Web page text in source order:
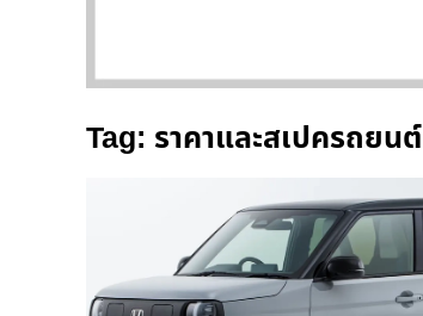
Tag: ราคาและสเปครถยนต์